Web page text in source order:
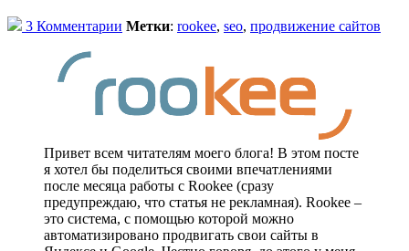
3 Комментарии Метки: rookee, seo, продвижение сайтов
Привет всем читателям моего блога! В этом посте
я хотел бы поделиться своими впечатлениями
после месяца работы с Rookee (сразу
предупреждаю, что статья не рекламная). Rookee –
это система, с помощью которой можно
автоматизировано продвигать свои сайты в